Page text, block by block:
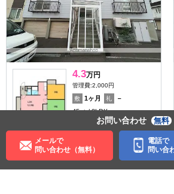
4.3万円
管理費:2,000円
敷 1ヶ月 礼
－
45㎡
2LDK
新琴似駅 バス12分 新琴似
１０条１１丁目 徒歩2分
北海道札幌市北区新琴似十
条１１丁目
収納
お問い合わせ 無料
メールで
問い合わせ（無料）
電話で
問い合